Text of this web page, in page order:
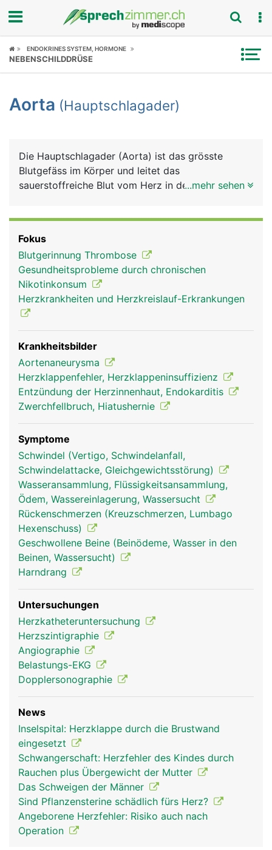
Fokus
Symptome
News
Rubriken
ENDOKRINES SYSTEM, HORMONE
NEBENSCHILDDRÜSE
Aorta (Hauptschlagader)
Die Hauptschlagader (Aorta) ist das grösste
Blutgefäss im Körper und leitet das
sauerstoffreiche Blut vom Herz in den Körper. Sie
nach hinten und zieht dann durch den Brustkorb
und das Zwerchfell in den Bauchraum. Oberhalb
des Zwerchfells wird sie als Brustaorta, unterhalb
als Bauchaorta bezeichnet. Von ihr gehen wichtige
Blutgefässe ab: die Halsschlagadern zur
Versorgung des Gehirns und die beiden
Schlüsselbeinarterien, die die Arme versorgen. Im
Bauch entspringen aus der Aorta die grossen Äste
zur Versorgung der Bauchorgane und der Nieren.
In Höhe des Bauchnabels teilt sich die Aorta in die
beiden Beckenarterien auf zur Versorgung der
Beckenorgane und der Beine.
...mehr sehen
Fokus
Blutgerinnung Thrombose
Gesundheitsprobleme durch chronischen
Nikotinkonsum
Herzkrankheiten und Herzkreislauf-Erkrankungen
Krankheitsbilder
Aortenaneurysma
Herzklappenfehler, Herzklappeninsuffizienz
Entzündung der Herzinnenhaut, Endokarditis
Zwerchfellbruch, Hiatushernie
Symptome
Schwindel (Vertigo, Schwindelanfall,
Schwindelattacke, Gleichgewichtsstörung)
Wasseransammlung, Flüssigkeitsansammlung,
Ödem, Wassereinlagerung, Wassersucht
Rückenschmerzen (Kreuzschmerzen, Lumbago
Hexenschuss)
Geschwollene Beine (Beinödeme, Wasser in den
Beinen, Wassersucht)
Harndrang
Untersuchungen
Herzkatheteruntersuchung
Herzszintigraphie
Angiographie
Belastungs-EKG
Dopplersonographie
News
Inselspital: Herzklappe durch die Brustwand
eingesetzt
Schwangerschaft: Herzfehler des Kindes durch
Rauchen plus Übergewicht der Mutter
Das Schweigen der Männer
Sind Pflanzensterine schädlich fürs Herz?
Angeborene Herzfehler: Risiko auch nach
Operation